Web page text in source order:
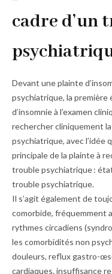
cadre d’un
Devant une plainte
psychiatrique, la
d’insomnie à l’examen
rechercher cliniquement
psychiatrique, avec l’idée
principale de la plainte à
trouble psychiatrique :
trouble psychiatrique.
Il s’agit également de
comorbide, fréquemment
rythmes circadiens
les comorbidités non
douleurs, reflux gastro-
cardiaques, insuffisance